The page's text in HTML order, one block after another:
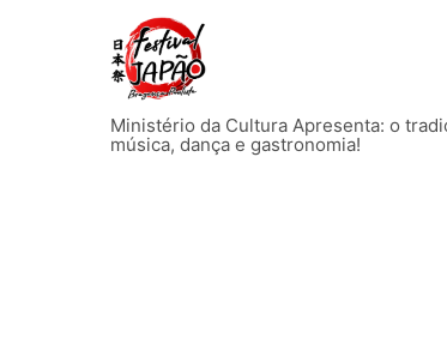
Ministério da Cultura Apresenta: o
música, dança e gastronomia!